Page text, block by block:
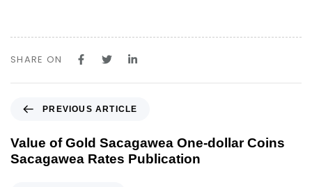
SHARE ON
e
v
PREVIOUS ARTICLE
Value of Gold Sacagawea One-dollar Coins
Sacagawea Rates Publication